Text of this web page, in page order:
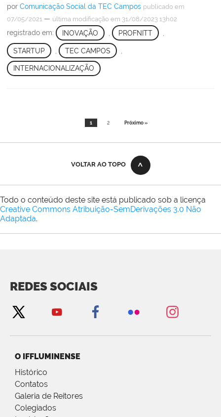
por Comunicação Social da TEC Campos publicado em
07/05/2021 — última modificação em 31/08/2023 13h02
registrado em: INOVAÇÃO PROFNITT
STARTUP TEC CAMPOS
INTERNACIONALIZAÇÃO
1 2 Próximo »
VOLTAR AO TOPO
Todo o conteúdo deste site está publicado sob a licença
Creative Commons Atribuição-SemDerivações 3.0 Não
Adaptada.
REDES SOCIAIS
O IFFLUMINENSE
Histórico
Contatos
Galeria de Reitores
Colegiados